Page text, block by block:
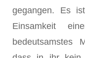
gegangen. Es
Einsamkeit
bedeutsamstes